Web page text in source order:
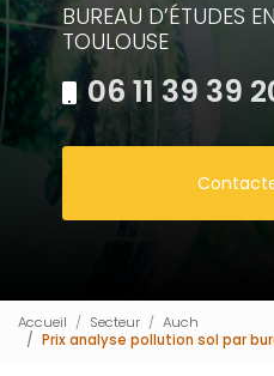
BUREAU D’ÉTUDES
TOULOUSE
06 11 39 39
Accueil Secteur
Auch
Prix analyse pollution sol par